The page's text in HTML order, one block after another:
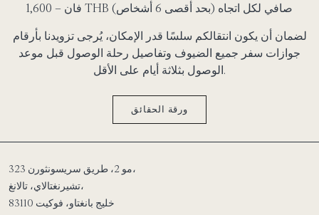
فان – 1,600
THB صافي لكل اتجاه (بحد أقصى 6 أشخاص)
لضمان أن يكون انتقالكم سلسًا قدر الإمكان، يُرجى تزويدنا بأرقام
جوازات سفر جميع الضيوف وتفاصيل رحلة الوصول قبل موعد
الوصول بثلاثة أيام على الأقل.
ورقة الحقائق
323 مو 2، طريق سريسونثورن،
تشيرنغتالاي، تالانغ،
خليج بانغتاو، فوكيت 83110